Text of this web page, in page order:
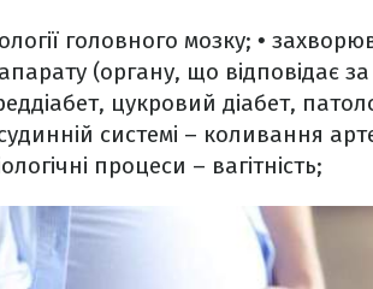
головного мозку; •
(органу, що відповідає за
цукровий діабет,
системі – коливання
процеси – вагітність;